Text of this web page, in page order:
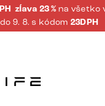
zĺava 23 % na všetko
do 9. 8. s kódom 23DPH